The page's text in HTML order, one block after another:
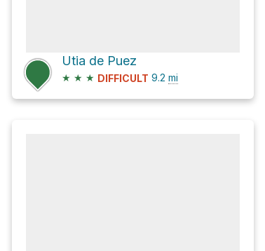
Utia de Puez
★ ★ ★ DIFFICULT 9.2 mi